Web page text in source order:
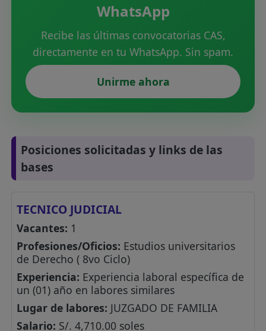
WhatsApp
Recibe las últimas convocatorias CAS,
directamente en tu WhatsApp. Sin spam.
Unirme ahora
Posiciones solicitadas y links de las
bases
TECNICO JUDICIAL
Vacantes: 1
Profesiones/Oficios: Estudios universitarios
de Derecho ( 8vo Ciclo)
Experiencia: Experiencia laboral específica de
un (01) año en labores similares
Lugar de labores: JUZGADO DE FAMILIA
Salario: S/. 4,710.00 soles